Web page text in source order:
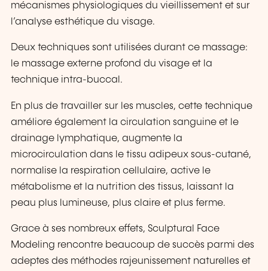
mécanismes physiologiques du vieillissement et sur
l’analyse esthétique du visage.
Deux techniques sont utilisées durant ce massage:
le massage externe profond du visage et la
technique intra-buccal.
En plus de travailler sur les muscles, cette technique
améliore également la circulation sanguine et le
drainage lymphatique, augmente la
microcirculation dans le tissu adipeux sous-cutané,
normalise la respiration cellulaire, active le
métabolisme et la nutrition des tissus, laissant la
peau plus lumineuse, plus claire et plus ferme.
Grace à ses nombreux effets, Sculptural Face
Modeling rencontre beaucoup de succès parmi des
adeptes des méthodes rajeunissement naturelles et